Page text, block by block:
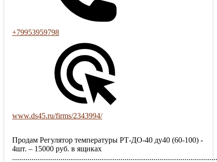
+79953959798
www.ds45.ru/firms/2343994/
Продам Регулятор температуры РТ-ДО-40 ду40 (60-100) -
4шт. – 15000 руб. в ящиках